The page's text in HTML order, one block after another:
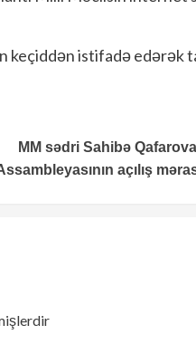
keçiddən istifadə edərək
MM sədri Sahibə
açılış